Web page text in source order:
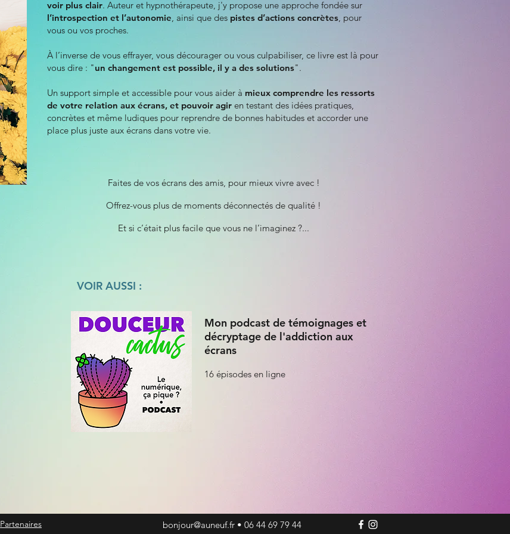
voir plus clair. Auteur et hypnothérapeute, j'y propose une approche fondée sur
l’introspection et l’autonomie, ainsi que des pistes d’actions concrètes, pour
vous ou vos proches.
À l’inverse de vous effrayer, vous décourager ou vous culpabiliser, ce livre est là pour
vous dire : "un changement est possible, il y a des solutions".
Un support simple et accessible pour vous aider à mieux comprendre les ressorts
de votre relation aux écrans, et pouvoir agir en testant des idées pratiques,
concrètes et même ludiques pour reprendre de bonnes habitudes et accorder une
place plus juste aux écrans dans votre vie.
Faites de vos écrans des amis, pour mieux vivre avec !
Offrez-vous plus de moments déconnectés de qualité !
Et si c’était plus facile que vous ne l’imaginez ?...
VOIR AUSSI :
Mon podcast de témoignages et
décryptage de l'addiction aux
écrans
16 épisodes en ligne
Partenaires bonjour@auneuf.fr• 06 44 69 79 44